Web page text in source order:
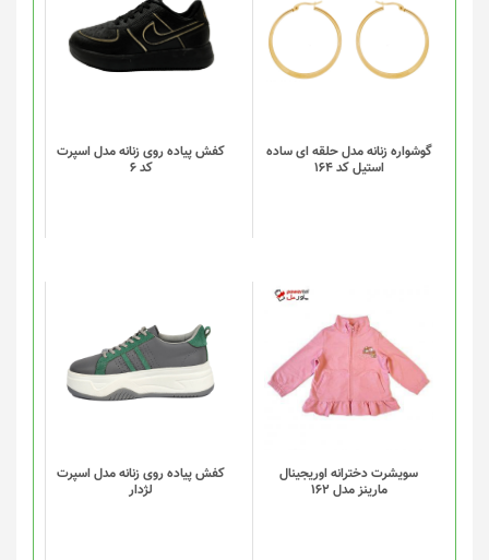
گوشواره زنانه مدل حلقه ای ساده
استیل کد 164
محصول
دارای
انواع
مختلفی
گزینه
ها
محصول
انتخاب
شوند
کفش پیاده روی زنانه مدل اسپرت
کد 6
سویشرت دخترانه اوریجینال
مارینز مدل 162
کفش پیاده روی زنانه مدل اسپرت
لژدار
محصول
دارای
انواع
مختلفی
گزینه
ها